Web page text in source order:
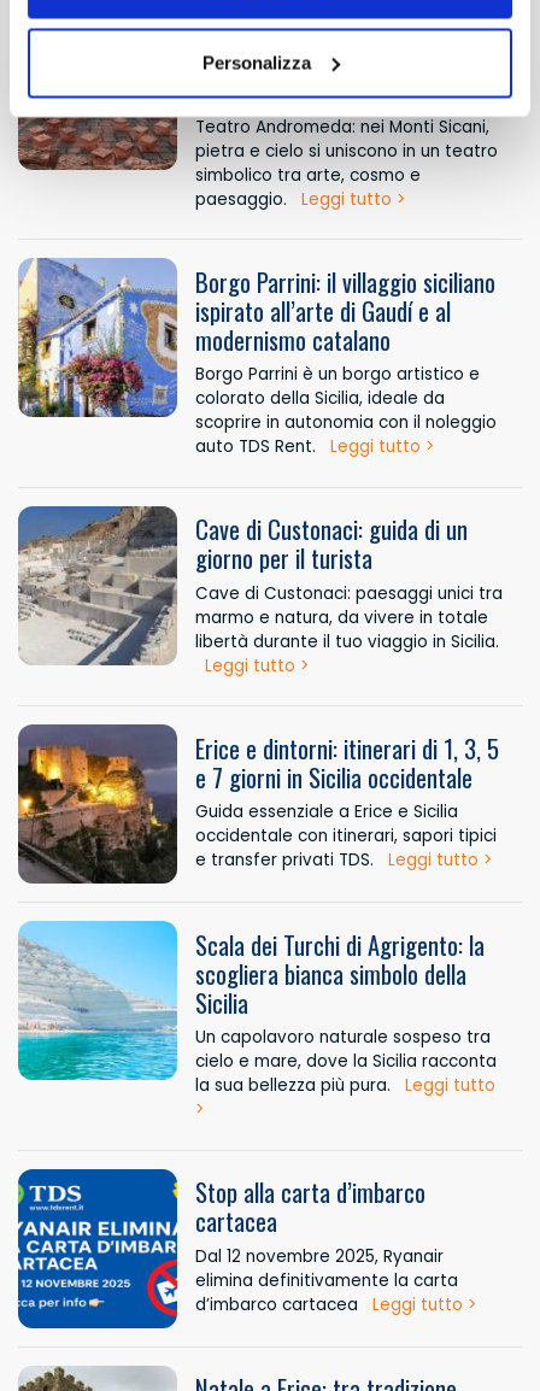
Personalizza
Teatro Andromeda di Sicilia:
l’architettura che dialoga con il
cosmo
Teatro Andromeda: nei Monti Sicani,
pietra e cielo si uniscono in un teatro
simbolico tra arte, cosmo e
paesaggio.
Leggi tutto >
Borgo Parrini: il villaggio siciliano
ispirato all’arte di Gaudí e al
modernismo catalano
Borgo Parrini è un borgo artistico e
colorato della Sicilia, ideale da
scoprire in autonomia con il noleggio
auto TDS Rent.
Leggi tutto >
Cave di Custonaci: guida di un
giorno per il turista
Cave di Custonaci: paesaggi unici tra
marmo e natura, da vivere in totale
libertà durante il tuo viaggio in Sicilia.
Leggi tutto >
Erice e dintorni: itinerari di 1, 3, 5
e 7 giorni in Sicilia occidentale
Guida essenziale a Erice e Sicilia
occidentale con itinerari, sapori tipici
e transfer privati TDS.
Leggi tutto >
Scala dei Turchi di Agrigento: la
scogliera bianca simbolo della
Sicilia
Un capolavoro naturale sospeso tra
cielo e mare, dove la Sicilia racconta
la sua bellezza più pura.
Leggi tutto
>
Stop alla carta d’imbarco
cartacea
Dal 12 novembre 2025, Ryanair
elimina definitivamente la carta
d’imbarco cartacea
Leggi tutto >